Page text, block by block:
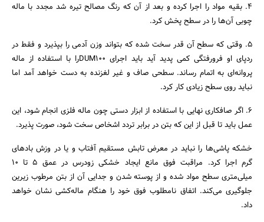
4. بقیه مواد را اجرا کرده و بعد از آن که رنگ مصالح تیره شد مجدد با ماله
چوبی آن‌ها را در سطح پخش کرد.
5. وقتی که سطح آن قدر سخت شده که بتواند وزن آدمی را بپذیرد و فقط در
ردپای او فرورفتگی کمی پدید آید باید اجرای DUM100را با استفاده از ماله
پروانه‌ای به اتمام رساند. سطحی صاف و غیر لغزنده به دست خواهد آمد اما
نباید روی سطح زیادی کار کرد.
6. اگر صافکاری نهایی با استفاده از ابزار دستی چون ماله فلزی انجام شود، این
عمل باید تا قبل از این که بتن در برابر تردد اشخاص سخت شود، صورت پذیرد.
خشکه پاشی‌ها را نباید در معرض تابش مستقیم آفتاب و یا در وزش بادهای
گرم اجرا کرد. مراقبت فوق مانع ایجاد خشکی زودرس در عمق 5 تا 10
میلی‌متری سطح مواد شده و از پوسته شدن و جدایی آن از بتن مرطوب زیرین
جلوگیری می‌کند. اتفاق نامطلوب فوق خود را هنگام ماله‌کشی نشان خواهد
داد.